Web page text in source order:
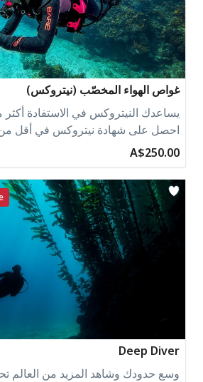
غواص الهواء المخصّب (نيتروكس)
يساعدك النيتروكس في الاستفادة
احصل على شهادة نيتروكس في أقل من
A$250.00
Deep Diver
وسع حدودك وشاهد المزيد من العالم